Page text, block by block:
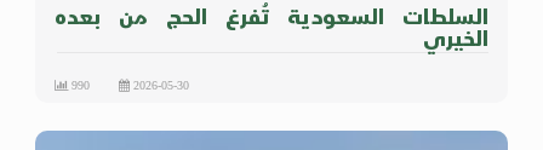
السلطات السعودية تُفرغ الحج من بعده
الخيري
2026-05-30
990